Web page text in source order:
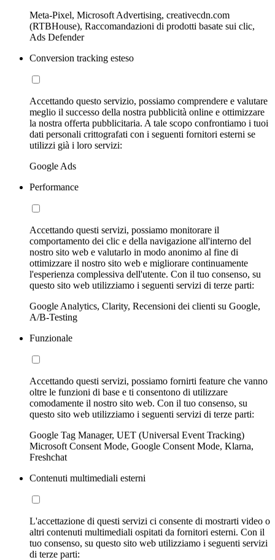
Meta-Pixel, Microsoft Advertising, creativecdn.com
(RTBHouse), Raccomandazioni di prodotti basate sui clic,
Ads Defender
Conversion tracking esteso
Accettando questo servizio, possiamo comprendere e valutare
meglio il successo della nostra pubblicità online e ottimizzare
la nostra offerta pubblicitaria. A tale scopo confrontiamo i tuoi
dati personali crittografati con i seguenti fornitori esterni se
utilizzi già i loro servizi:
Google Ads
Performance
Accettando questi servizi, possiamo monitorare il
comportamento dei clic e della navigazione all'interno del
nostro sito web e valutarlo in modo anonimo al fine di
ottimizzare il nostro sito web e migliorare continuamente
l'esperienza complessiva dell'utente. Con il tuo consenso, su
questo sito web utilizziamo i seguenti servizi di terze parti:
Google Analytics, Clarity, Recensioni dei clienti su Google,
A/B-Testing
Funzionale
Accettando questi servizi, possiamo fornirti feature che vanno
oltre le funzioni di base e ti consentono di utilizzare
comodamente il nostro sito web. Con il tuo consenso, su
questo sito web utilizziamo i seguenti servizi di terze parti:
Google Tag Manager, UET (Universal Event Tracking)
Microsoft Consent Mode, Google Consent Mode, Klarna,
Freshchat
Contenuti multimediali esterni
L'accettazione di questi servizi ci consente di mostrarti video o
altri contenuti multimediali ospitati da fornitori esterni. Con il
tuo consenso, su questo sito web utilizziamo i seguenti servizi
di terze parti: